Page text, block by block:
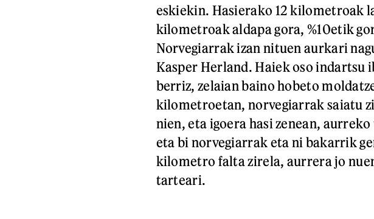
eskiekin. Hasierako 12 kilometroak
kilometroak aldapa gora, %10etik
Norvegiarrak izan nituen aurkari
Kasper Herland. Haiek oso indartsu
berriz, zelaian baino hobeto
kilometroetan, norvegiarrak saiatu
nien, eta igoera hasi zenean,
eta bi norvegiarrak eta ni bakarrik
kilometro falta zirela, aurrera jo
tarteari.